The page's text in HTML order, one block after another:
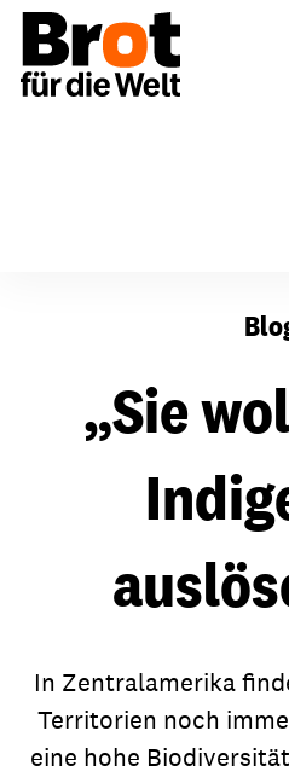
„Sie
In Zentralamerika
Territorien noch
eine hohe